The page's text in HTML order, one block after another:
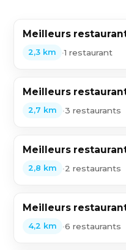
Meilleurs
2,3 km •1 restaurant
Meilleurs
2,7 km •3 restaurants
Meilleurs
2,8 km •2 restaurants
Meilleurs
4,2 km •6 restaurants